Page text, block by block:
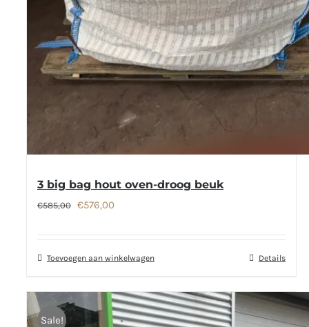
3 big bag hout oven-droog beuk
€585,00 Oorspronkelijke
€585,00.
€576,00
€576,00.
Toevoegen aan winkelwagen Details
Sale!